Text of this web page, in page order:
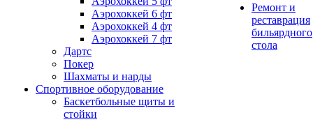
Аэрохоккей 6 фт
Аэрохоккей 4 фт
Аэрохоккей 7 фт
Дартс
Покер
Шахматы и нарды
Спортивное оборудование
Баскетбольные щиты и
стойки
Ремонт и
реставрация
бильярдного
стола